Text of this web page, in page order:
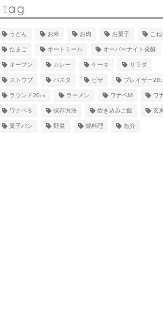
tag
うどん お米 お肉 お菓子 こ
たまご オートミール オーバーナイト発酵
オーブン カレー ケーキ サラダ
ストウブ パスタ ピザ ブレイザー28
ラウンド20㎝ ラーメン ワナベM ワ
ワナベＳ 保存方法 炊き込みご飯 玄
菓子パン 野菜 鍋料理 魚介